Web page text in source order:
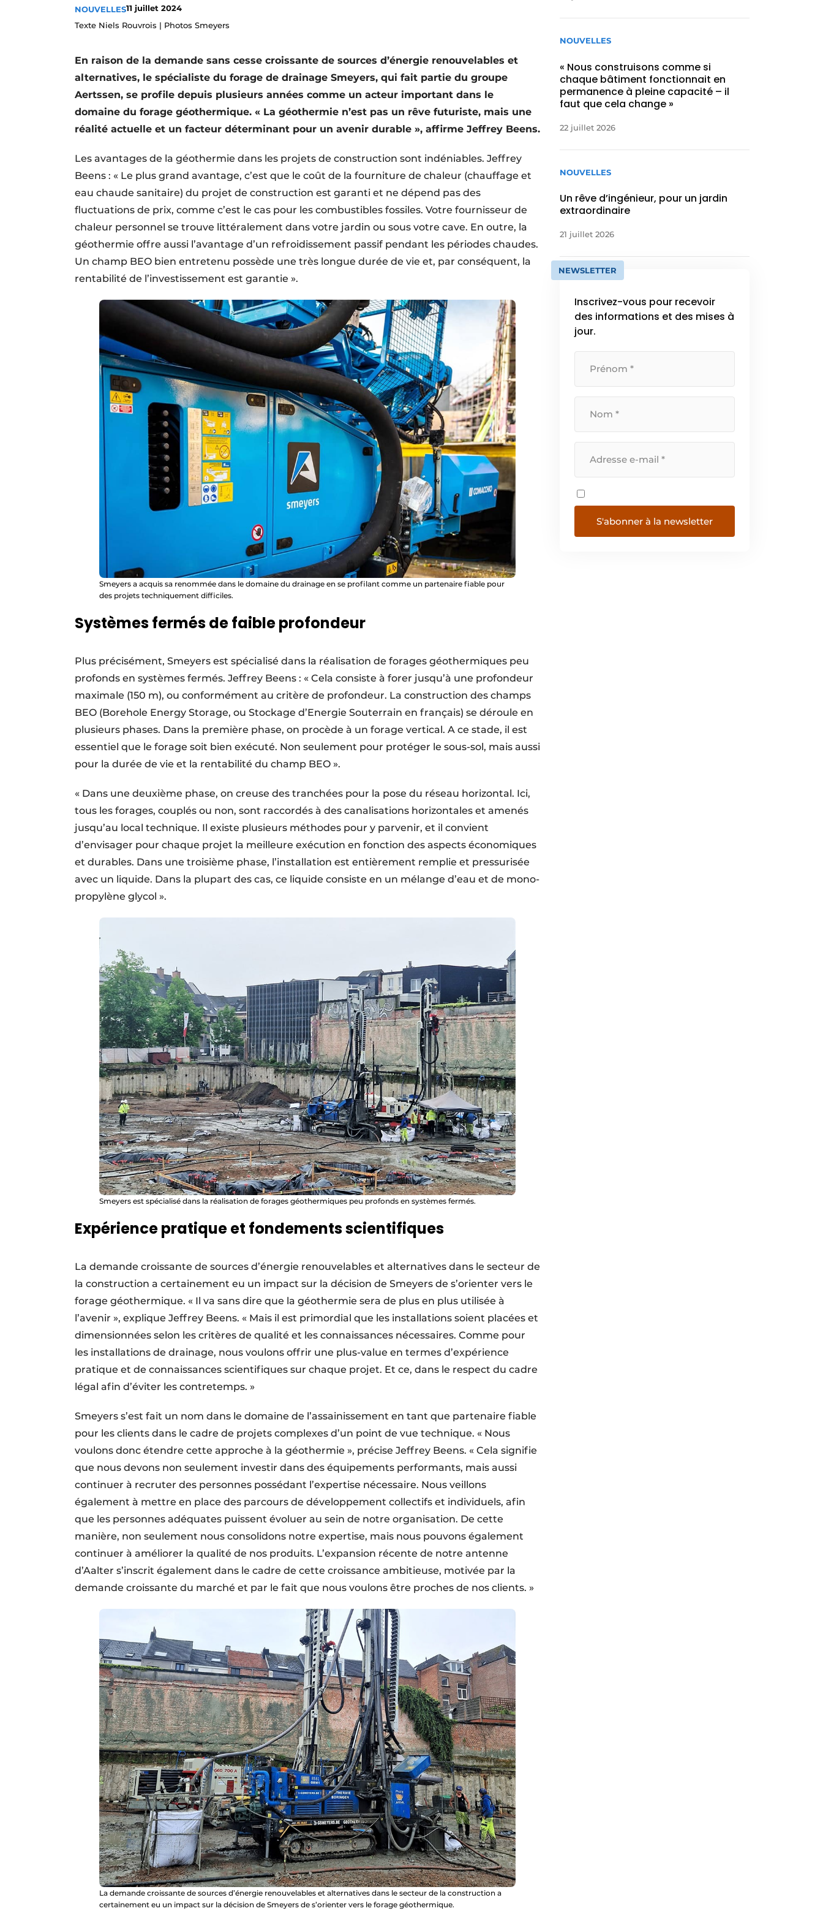
S’inscrire à l’événement
Termes et conditions
Video’s
NOUVELLES11 juillet 2024
Texte Niels Rouvrois | Photos Smeyers
En raison de la demande sans cesse croissante de sources d’énergie renouvelables et
alternatives, le spécialiste du forage de drainage Smeyers, qui fait partie du groupe
Aertssen, se profile depuis plusieurs années comme un acteur important dans le
domaine du forage géothermique. « La géothermie n’est pas un rêve futuriste, mais une
réalité actuelle et un facteur déterminant pour un avenir durable », affirme Jeffrey Beens.
Les avantages de la géothermie dans les projets de construction sont indéniables. Jeffrey
Beens : « Le plus grand avantage, c’est que le coût de la fourniture de chaleur (chauffage et
eau chaude sanitaire) du projet de construction est garanti et ne dépend pas des
fluctuations de prix, comme c’est le cas pour les combustibles fossiles. Votre fournisseur de
chaleur personnel se trouve littéralement dans votre jardin ou sous votre cave. En outre, la
géothermie offre aussi l’avantage d’un refroidissement passif pendant les périodes chaudes.
Un champ BEO bien entretenu possède une très longue durée de vie et, par conséquent, la
rentabilité de l’investissement est garantie ».
Smeyers a acquis sa renommée dans le domaine du drainage en se profilant comme un partenaire fiable pour
des projets techniquement difficiles.
Systèmes fermés de faible profondeur
Plus précisément, Smeyers est spécialisé dans la réalisation de forages géo­thermiques peu
profonds en systèmes fermés. Jeffrey Beens : « Cela consiste à forer jusqu’à une profondeur
maxi­male (150 m), ou conformément au critère de profondeur. La construction des champs
BEO (Borehole Energy Storage, ou Stockage d’Energie Souterrain en français) se déroule en
plusieurs phases. Dans la première phase, on procède à un forage vertical. A ce stade, il est
essentiel que le forage soit bien exécuté. Non seulement pour protéger le sous-sol, mais aussi
pour la durée de vie et la rentabilité du champ BEO ».
« Dans une deuxième phase, on creuse des tranchées pour la pose du réseau horizontal. Ici,
tous les forages, couplés ou non, sont raccordés à des canalisations horizontales et amenés
jusqu’au local technique. Il existe plusieurs méthodes pour y parvenir, et il convient
d’envisager pour chaque projet la meilleure exécution en fonction des aspects économiques
et durables. Dans une troisième phase, l’installation est entièrement remplie et pressurisée
avec un liquide. Dans la plupart des cas, ce liquide consiste en un mélange d’eau et de mono-
propylène glycol ».
Smeyers est spécialisé dans la réalisation de forages géothermiques peu profonds en systèmes fermés.
Expérience pratique et fondements scientifiques
La demande croissante de sources d’énergie renouvelables et alternatives dans le secteur de
la construction a certainement eu un impact sur la décision de Smeyers de s’orienter vers le
forage géothermique. « Il va sans dire que la géothermie sera de plus en plus utilisée à
l’avenir », explique Jeffrey Beens. « Mais il est primordial que les installations soient placées et
dimensionnées selon les critères de qualité et les connaissances nécessaires. Comme pour
les installations de drainage, nous voulons offrir une plus-value en termes d’expérience
pratique et de connaissances scientifiques sur chaque projet. Et ce, dans le respect du cadre
légal afin d’éviter les contretemps. »
Smeyers s’est fait un nom dans le domaine de l’assainissement en tant que partenaire fiable
pour les clients dans le cadre de projets complexes d’un point de vue technique. « Nous
voulons donc étendre cette approche à la géothermie », précise Jeffrey Beens. « Cela signifie
que nous devons non seulement investir dans des équipements performants, mais aussi
continuer à recruter des personnes possédant l’expertise nécessaire. Nous veillons
également à mettre en place des parcours de développement collectifs et individuels, afin
que les personnes adéquates puissent évoluer au sein de notre organisation. De cette
manière, non seulement nous consolidons notre expertise, mais nous pouvons également
continuer à améliorer la qualité de nos produits. L’expansion récente de notre antenne
d’Aalter s’inscrit également dans le cadre de cette croissance ambitieuse, motivée par la
demande croissante du marché et par le fait que nous voulons être proches de nos clients. »
La demande croissante de sources d’énergie renouvelables et alternatives dans le secteur de la construction a
certainement eu un impact sur la décision de Smeyers de s’orienter vers le forage géothermique.
NOUVELLES
« Nous construisons comme si
chaque bâtiment fonctionnait en
permanence à pleine capacité – il
faut que cela change »
22 juillet 2026
NOUVELLES
Un rêve d’ingénieur, pour un jardin
extraordinaire
21 juillet 2026
NEWSLETTER
Inscrivez-vous pour recevoir
des informations et des mises à
jour.